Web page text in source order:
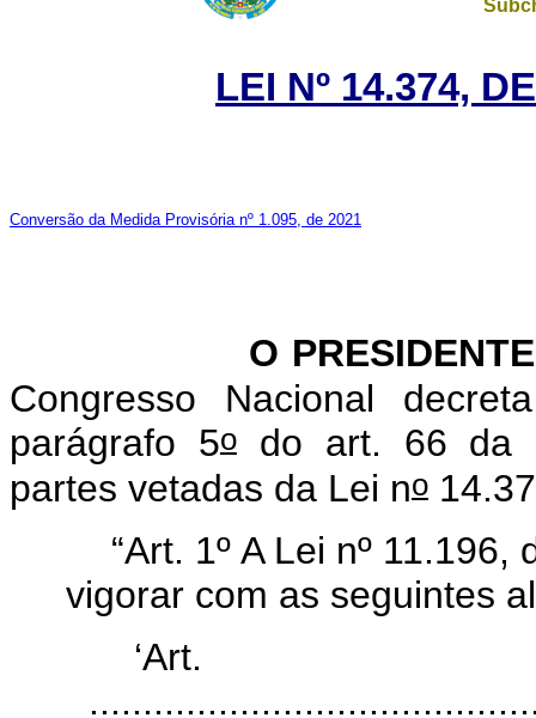
LEI Nº 14.374,
Conversão da Medida Provisória nº 1.095, de 2021
O
Congresso Nacional
parágrafo 5odo art. 66 da
partes vetadas da Lei no
“Art. 1º A Lei nº
vigorar com as seguintes